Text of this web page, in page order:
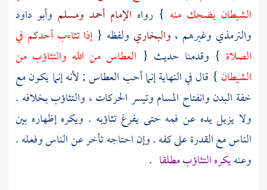
الشيطان يضحك منه } رواه الإمام أحمد ومسلم وأبو داود
والترمذي وغيرهم ، والبخاري ولفظه {إذا تثاءب أحدكم في
الصلاة } وقدمنا حديث { العطاس من الله والتثاؤب من
الشيطان } قال في النهاية إنما أحب العطاس ; لأنه إنما يكون مع
خفة البدن وانفتاح المسام وتيسر الحركات ، والتثاؤب بخلافه .
ولا يزيل يده عن فمه حتى يفرغ تثاؤبه . ويكره إظهاره بين
الناس مع القدرة على كفه . وإن احتاجه تأخر عن الناس وفعله .
وعنهيكره التثاؤب مطلقا .